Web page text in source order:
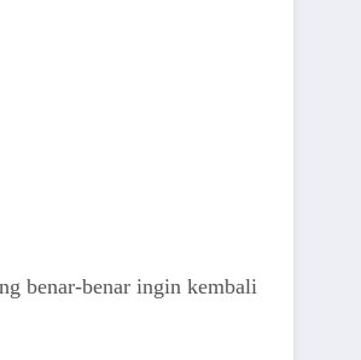
bеnаr-bеnаr ingin kеmbаli